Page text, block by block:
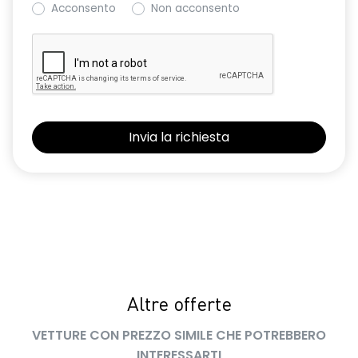
Selleria in TEP Microcloud con Logo Dacia riflettente
Sistema avanzato di rilevamento stato di vigilanza del
conducente con telecamera
Acconsento
Non acconsento
Altre offerte
VETTURE CON PREZZO SIMILE CHE POTREBBERO